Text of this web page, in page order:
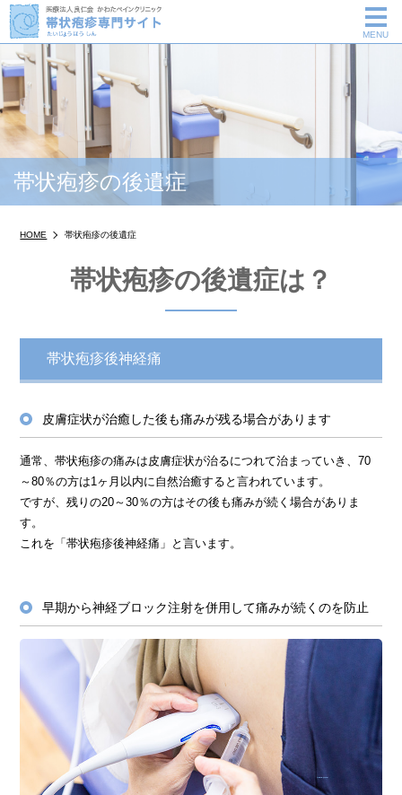
MENU
帯状疱疹の後遺症
HOME 帯状疱疹の後遺症
帯状疱疹の後遺症は？
帯状疱疹後神経痛
皮膚症状が治癒した後も痛みが残る場合があります
通常、帯状疱疹の痛みは皮膚症状が治るにつれて治まっていき、70
～80％の方は1ヶ月以内に自然治癒すると言われています。
ですが、残りの20～30％の方はその後も痛みが続く場合がありま
す。
これを「帯状疱疹後神経痛」と言います。
早期から神経ブロック注射を併用して痛みが続くのを防止